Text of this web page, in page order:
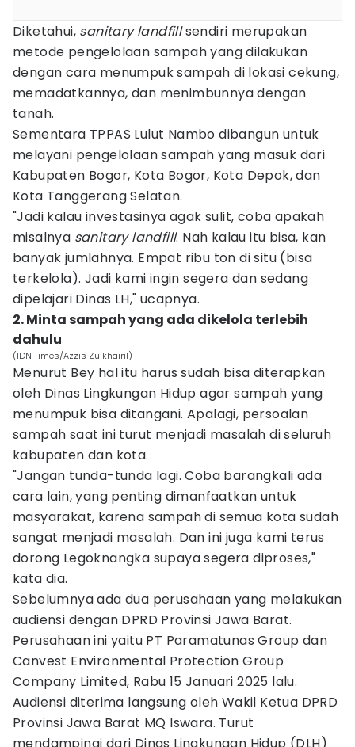
Diketahui, sanitary landfillsendiri merupakan
metode pengelolaan sampah yang dilakukan
dengan cara menumpuk sampah di lokasi cekung,
memadatkannya, dan menimbunnya dengan
tanah.
Sementara TPPAS Lulut Nambo dibangun untuk
melayani pengelolaan sampah yang masuk dari
Kabupaten Bogor, Kota Bogor, Kota Depok, dan
Kota Tanggerang Selatan.
"Jadi kalau investasinya agak sulit, coba apakah
misalnya sanitary landfill. Nah kalau itu bisa, kan
banyak jumlahnya. Empat ribu ton di situ (bisa
terkelola). Jadi kami ingin segera dan sedang
dipelajari Dinas LH," ucapnya.
2. Minta sampah yang ada dikelola terlebih
dahulu
(IDN Times/Azzis Zulkhairil)
Menurut Bey hal itu harus sudah bisa diterapkan
oleh Dinas Lingkungan Hidup agar sampah yang
menumpuk bisa ditangani. Apalagi, persoalan
sampah saat ini turut menjadi masalah di seluruh
kabupaten dan kota.
"Jangan tunda-tunda lagi. Coba barangkali ada
cara lain, yang penting dimanfaatkan untuk
masyarakat, karena sampah di semua kota sudah
sangat menjadi masalah. Dan ini juga kami terus
dorong Legoknangka supaya segera diproses,"
kata dia.
Sebelumnya ada dua perusahaan yang melakukan
audiensi dengan DPRD Provinsi Jawa Barat.
Perusahaan ini yaitu PT Paramatunas Group dan
Canvest Environmental Protection Group
Company Limited, Rabu 15 Januari 2025 lalu.
Audiensi diterima langsung oleh Wakil Ketua DPRD
Provinsi Jawa Barat MQ Iswara. Turut